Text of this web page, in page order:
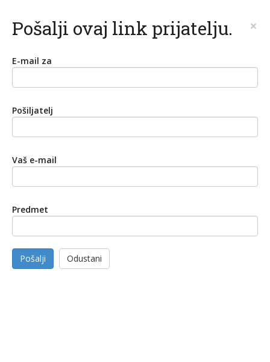
Pošalji ovaj link prijatelju. ×
E-mail za
Pošiljatelj
Vaš e-mail
Predmet
Pošalji Odustani